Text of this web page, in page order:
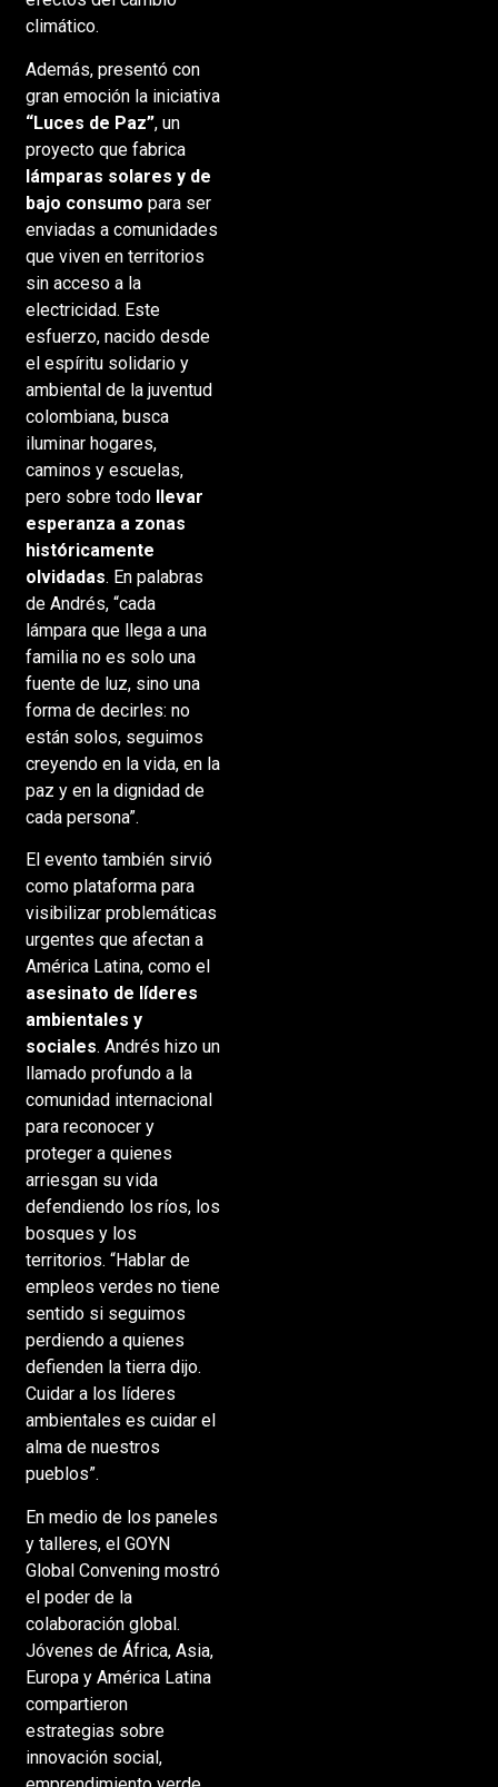
climático.
Además, presentó con
gran emoción la iniciativa
“Luces de Paz”, un
proyecto que fabrica
lámparas solares y de
bajo consumo para ser
enviadas a comunidades
que viven en territorios
sin acceso a la
electricidad. Este
esfuerzo, nacido desde
el espíritu solidario y
ambiental de la juventud
colombiana, busca
iluminar hogares,
caminos y escuelas,
pero sobre todo llevar
esperanza a zonas
históricamente
olvidadas. En palabras
de Andrés, “cada
lámpara que llega a una
familia no es solo una
fuente de luz, sino una
forma de decirles: no
están solos, seguimos
creyendo en la vida, en la
paz y en la dignidad de
cada persona”.
El evento también sirvió
como plataforma para
visibilizar problemáticas
urgentes que afectan a
América Latina, como el
asesinato de líderes
ambientales y
sociales. Andrés hizo un
llamado profundo a la
comunidad internacional
para reconocer y
proteger a quienes
arriesgan su vida
defendiendo los ríos, los
bosques y los
territorios. “Hablar de
empleos verdes no tiene
sentido si seguimos
perdiendo a quienes
defienden la tierra dijo.
Cuidar a los líderes
ambientales es cuidar el
alma de nuestros
pueblos”.
En medio de los paneles
y talleres, el GOYN
Global Convening mostró
el poder de la
colaboración global.
Jóvenes de África, Asia,
Europa y América Latina
compartieron
estrategias sobre
innovación social,